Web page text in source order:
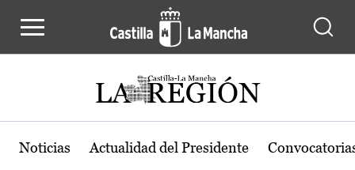
Actualidad de la región de Castilla-
Noticias Actualidad del Presidente